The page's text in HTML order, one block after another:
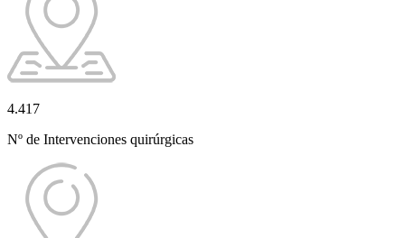
4.417
Nº de Intervenciones quirúrgicas